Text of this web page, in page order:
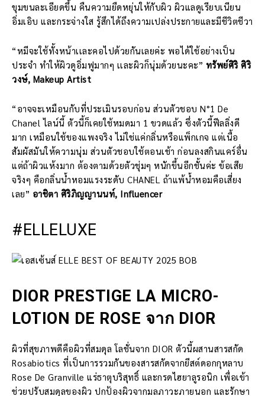
ขุมขนละเอียดขึ้น คืนความยืดหยุ่นให้กับผิว ผิวแลดูเรียบเนียน
อิ่มเอิบ และกระจ่างใส รู้สึกได้ถึงความเปล่งประกายและมีชีวิตชีวา
“หมีจะใช้ทั้งหน้าเเละคอไปด้วยกันเลยค่ะ พอได้ใช้อย่างเป็น
ประจำ ทำให้ผิวดูอิ่มฟูมากๆ เเละผิวก็นุ่มด้วยนะคะ” ทรัพย์ศิริ ศิริ
วงษ์, Makeup Artist
“อาจจะเหมือนกับที่ประเมินรอบก่อน ส่วนตัวชอบ N°1 De
Chanel ไลน์นี้ ตัวนี้ก็เคยใช้หมดมา 1 ขวดแล้ว ซึ่งตัวนี้ฟีลลิ่งดี
มาก เหมือนใช้ของแพงจริง ไม่ใช่แค่กลิ่นหรือแพ็กเกจ แต่เนื้อ
สัมผัสมันให้ความนุ่ม ส่วนตัวชอบใช้ตอนเช้า ก่อนลงสกินแคร์อื่น
แต่ถ้าผิวแห้งมาก ต้องตามด้วยตัวชุ่มๆ หนักขึ้นอีกชั้นค่ะ ข้อเสีย
จริงๆ คือกลิ่นน้ำหอมแรงระดับ CHANEL ถ้าแพ้น้ำหอมคือเสี่ยง
เลย” อาชิตา ศิริภิญญานนท์, Influencer
#ELLELUXE
DIOR PRESTIGE LA MICRO-
LOTION DE ROSE จาก DIOR
ผิวที่สุขภาพดีคือผิวที่สมดุล โลชั่นจาก DIOR ตัวนี้ผสานสารสกัด
Rosabiotics ที่เป็นการรวมกันของสารสกัดจากยีสต์ดอกกุหลาบ
Rose De Granville แร่ธาตุบริสุทธิ์ และกรดไฮยาลูรอนิก เพื่อเข้า
ช่วยปรับสมดุลของผิว ปกป้องผิวจากมลภาวะภายนอก และรักษา